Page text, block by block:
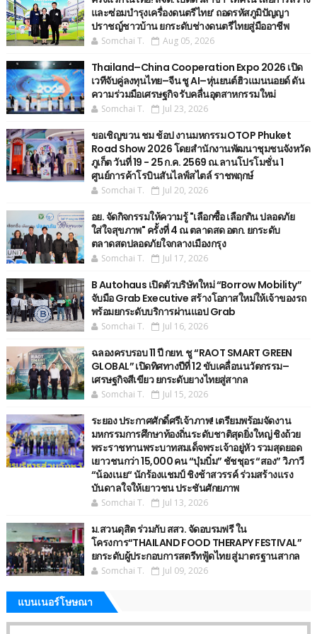
และซ่อมบำรุงเครื่องดนตรีไทย’ ​ถอดรหัสภูมิปัญญา
ปราชญ์ชาวบ้าน ยกระดับช่างดนตรีไทยสู่มืออาชีพ
Somchai T. Aug 05, 2026
Thailand–China Cooperation Expo 2026 เปิด
เวทีจับคู่ลงทุนไทย–จีน ชู AI–หุ่นยนต์ฮิวแมนนอยด์ ดัน
ความร่วมมือเศรษฐกิจ รับคลื่นอุตสาหกรรมใหม่
Somchai T. Jul 23, 2026
ขอเชิญขวน ชม ช้อป งานมหกรรม OTOP Phuket
Road Show 2026 โดยสำนักงานพัฒนาชุมชนจังหวัด
ภูเก็ต วันที่ 19 - 25 ก.ค. 2569 ณ.ลานโปรโมชั่น 1
ศูนย์การค้าโรบินสันไลฟ์สไตล์ ราชพฤกษ์
Somchai T. Jul 20, 2026
อย. จัดกิจกรรมให้ความรู้ "เลือกซื้อ เลือกกิน ปลอดภัย
ใส่ใจสุขภาพ" ครั้งที่ 4 ณ ตลาดสด อตก. ยกระดับ
ตลาดสดปลอดภัยใจกลางเมืองกรุง
Somchai T. Jul 17, 2026
B Autohaus เปิดตัวบริษัทใหม่ “Borrow Mobility”
จับมือ Grab Executive สร้างโอกาสใหม่ให้เจ้าของรถ
พร้อมยกระดับบริการผ่านแอป Grab
Somchai T. Jul 16, 2026
ฉลองครบรอบ 11 ปี กยท. ชู “RAOT SMART GREEN
GLOBAL” เปิดทิศทางปีที่ 12 ขับเคลื่อนนวัตกรรม–
เศรษฐกิจสีเขียว ยกระดับยางไทยสู่สากล
Somchai T. Jul 15, 2026
ระยอง ประกาศศักดิ์ศรีเจ้าภาพ! เตรียมพร้อมจัดงาน
มหกรรมการศึกษาท้องถิ่นระดับชาติสุดยิ่งใหญ่ ชิงถ้วย
พระราชทานพระบาทสมเด็จพระเจ้าอยู่หัว รวมสุดยอด
เยาวชนกว่า 15,000 คน “บุ๋มบิ๋ม” ชัชชุอร “สอง” วิภาวี
“น้องเนย“ นักร้องแชมป์ ชิงช้าสวรรค์ ร่วมสร้างแรง
บันดาลใจให้เยาวชน ประชันศักยภาพ
Somchai T. Jul 13, 2026
ม.สวนดุสิต ร่วมกับ สสว. จัดอบรมฟรี ใน
โครงการ“THAILAND FOOD THERAPY FESTIVAL”
ยกระดับผู้ประกอบการสตรีทฟู้ดไทย สู่มาตรฐานสากล
Somchai T. Jul 09, 2026
แบนเนอร์โษษณา